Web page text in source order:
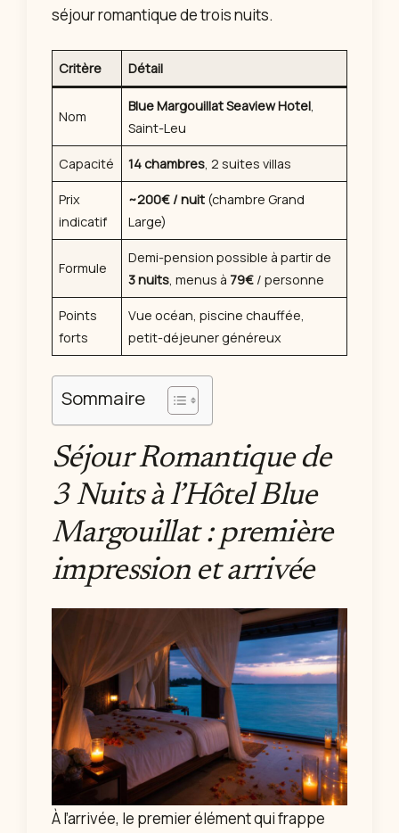
séjour romantique de trois nuits.
Critère Détail
Nom
Blue Margouillat Seaview Hotel,
Saint-Leu
Capacité 14 chambres, 2 suites villas
Prix
indicatif
~200€ / nuit (chambre Grand
Large)
Formule
Demi-pension possible à partir de
3 nuits, menus à 79€ / personne
Points
forts
Vue océan, piscine chauffée,
petit-déjeuner généreux
Sommaire
Séjour Romantique de
3 Nuits à l’Hôtel Blue
Margouillat : première
impression et arrivée
À l’arrivée, le premier élément qui frappe